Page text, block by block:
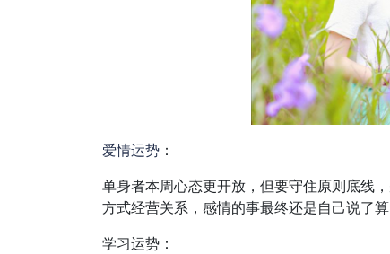
爱情运势 ：
单身者本周心态更开放，但要守住原则底线
方式经营关系，感情的事最终还是自己说了算
学习运势：